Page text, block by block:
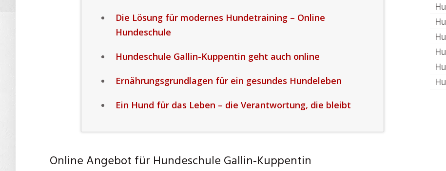
Die Lösung für modernes Hundetraining – Online
Hundeschule
Hundeschule Gallin-Kuppentin geht auch online
Ernährungsgrundlagen für ein gesundes Hundeleben
Ein Hund für das Leben – die Verantwortung, die bleibt
Online Angebot für Hundeschule Gallin-Kuppentin